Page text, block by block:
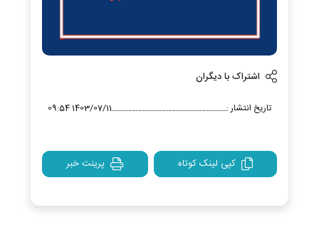
اشتراک با دیگران
تاریخ انتشار : 1403/07/11 09:54
کپی لینک کوتاه پرینت خبر